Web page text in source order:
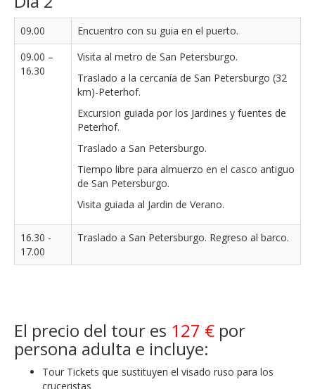
09.00
Encuentro con su guia en el puerto.
09.00 –
16.30
Visita al metro de San Petersburgo.
Traslado a la cercanía de San Petersburgo (32
km)-Peterhof.
Excursion guiada por los Jardines y fuentes de
Peterhof.
Traslado a San Petersburgo.
Tiempo libre para almuerzo en el casco antiguo
de San Petersburgo.
Visita guiada al Jardin de Verano.
16.30 -
17.00
Traslado a San Petersburgo. Regreso al barco.
El precio del tour es 127 € por
persona adulta e incluye:
Tour Tickets que sustituyen el visado ruso para los
cruceristas